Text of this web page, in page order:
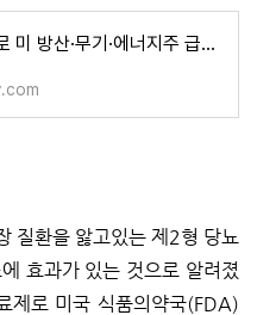
이스라엘 전쟁으로 미 방산·무기·에너지주 급등 The Israel-Hamas clash threatens to hit stocks, fuel inflatio
질환을 앓고있는 제2형 당뇨
효과가 있는 것으로 알려졌
제로 미국 식품의약국(FDA)